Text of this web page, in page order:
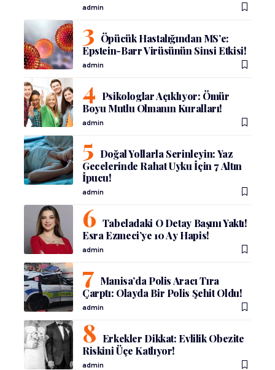
admin
Öpücük Hastalığından MS’e:
Epstein-Barr Virüsünün Sinsi Etkisi!
admin
Psikologlar Açıklıyor: Ömür
Boyu Mutlu Olmanın Kuralları!
admin
Doğal Yollarla Serinleyin: Yaz
Gecelerinde Rahat Uyku İçin 7 Altın
İpucu!
admin
Tabeladaki O Detay Başını Yaktı!
Esra Ezmeci’ye 10 Ay Hapis!
admin
Manisa’da Polis Aracı Tıra
Çarptı: Olayda Bir Polis Şehit Oldu!
admin
Erkekler Dikkat: Evlilik Obezite
Riskini Üçe Katlıyor!
admin